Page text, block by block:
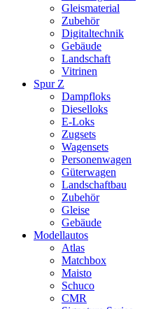
Gleismaterial
Zubehör
Digitaltechnik
Gebäude
Landschaft
Vitrinen
Spur Z
Dampfloks
Dieselloks
E-Loks
Zugsets
Wagensets
Personenwagen
Güterwagen
Landschaftbau
Zubehör
Gleise
Gebäude
Modellautos
Atlas
Matchbox
Maisto
Schuco
CMR